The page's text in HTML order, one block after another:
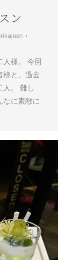
ン
人様。 今回
様と、過去
人。 難し
なに素敵に